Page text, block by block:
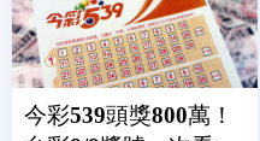
今彩539頭獎800萬！